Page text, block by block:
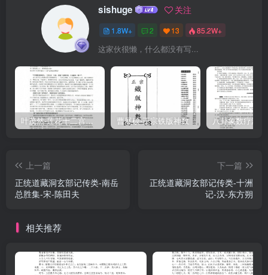
sishuge 关注
1.8W+ 2 13 85.2W+
这家伙很懒，什么都没有写...
叶茂然-莲花十二宫佛家奇门面授及答疑 曹展硕-正宗铁版神数
上一篇
正统道藏洞玄部记传类-南岳
总胜集-宋-陈田夫
下一篇
正统道藏洞玄部记传类-十洲
记-汉-东方朔
相关推荐